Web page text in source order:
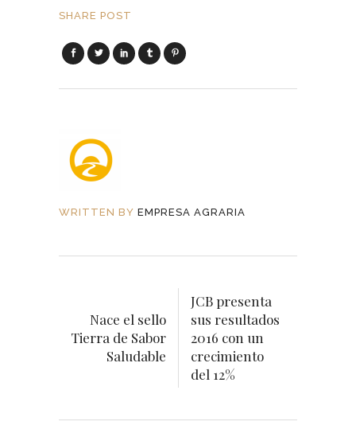
SHARE POST
WRITTEN BY EMPRESA AGRARIA
Nace el sello
Tierra de Sabor
Saludable
JCB presenta
sus resultados
2016 con un
crecimiento
del 12%